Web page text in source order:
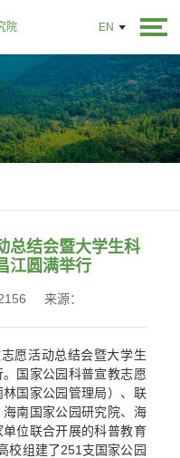
EN
院
总结会暨大学生科
江圆满举行
来源：
愿活动总结会暨大学生
国家公园科普宣教志愿
国家公园管理局）、联
南国家公园研究院、海
位联合开展的科普教育
校组建了251支国家公园